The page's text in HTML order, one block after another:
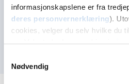
informasjonskapslene er fra
deres personvernerklæring).
cookies, velger du selv hvilke du
om Volvats bruk av cookies ivår
Nødvendig
Helseattester og -
(legeattest)